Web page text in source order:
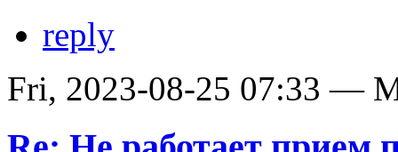
reply
Fri, 2023-08-25 07:33 —